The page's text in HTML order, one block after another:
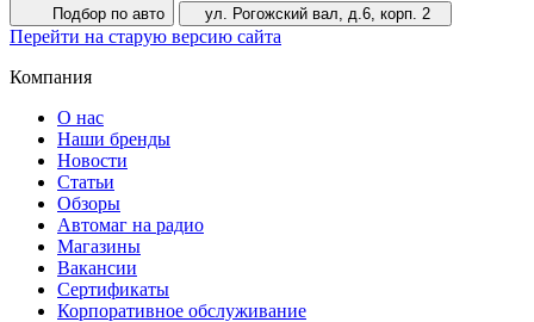
Подбор по авто ул. Рогожский вал, д.6, корп. 2
Перейти на старую версию сайта
Компания
О нас
Наши бренды
Новости
Статьи
Обзоры
Автомаг на радио
Магазины
Вакансии
Сертификаты
Корпоративное обслуживание